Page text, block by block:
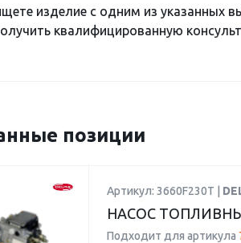
изделие с одним из указанных
квалифицированную
позиции
Артикул: 3660F230T |
НАСОС
Подходит для артикула